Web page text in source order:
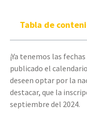
Tabla de
¡Ya tenemos las fechas
publicado el
deseen optar por la
destacar, que la
septiembre del 2024.